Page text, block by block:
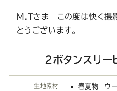
M.Tさま この度は快く撮
とうございます。
2ボタンスリー
生地素材
春夏物 ウ